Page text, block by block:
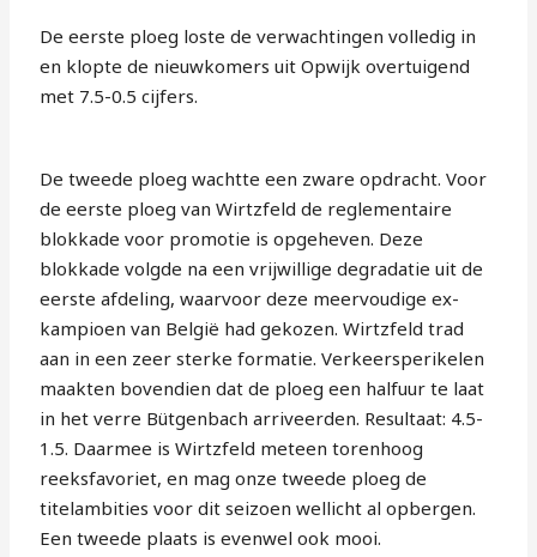
De eerste ploeg loste de verwachtingen volledig in
en klopte de nieuwkomers uit Opwijk overtuigend
met 7.5-0.5 cijfers.
De tweede ploeg wachtte een zware opdracht. Voor
de eerste ploeg van Wirtzfeld de reglementaire
blokkade voor promotie is opgeheven. Deze
blokkade volgde na een vrijwillige degradatie uit de
eerste afdeling, waarvoor deze meervoudige ex-
kampioen van België had gekozen. Wirtzfeld trad
aan in een zeer sterke formatie. Verkeersperikelen
maakten bovendien dat de ploeg een halfuur te laat
in het verre Bütgenbach arriveerden. Resultaat: 4.5-
1.5. Daarmee is Wirtzfeld meteen torenhoog
reeksfavoriet, en mag onze tweede ploeg de
titelambities voor dit seizoen wellicht al opbergen.
Een tweede plaats is evenwel ook mooi.